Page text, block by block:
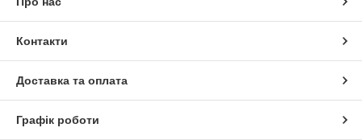
Контакти
Доставка та оплата
Графік роботи